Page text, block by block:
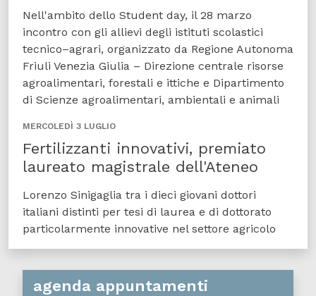
Nell'ambito dello Student day, il 28 marzo
incontro con gli allievi degli istituti scolastici
tecnico–agrari, organizzato da Regione Autonoma
Friuli Venezia Giulia – Direzione centrale risorse
agroalimentari, forestali e ittiche e Dipartimento
di Scienze agroalimentari, ambientali e animali
MERCOLEDÌ 3 LUGLIO
Fertilizzanti innovativi, premiato
laureato magistrale dell'Ateneo
Lorenzo Sinigaglia tra i dieci giovani dottori
italiani distinti per tesi di laurea e di dottorato
particolarmente innovative nel settore agricolo
agenda appuntamenti